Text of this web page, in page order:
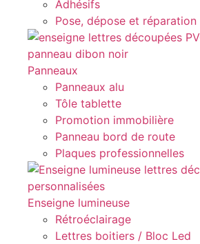
Adhésifs
Pose, dépose et réparation
Panneaux
Panneaux alu
Tôle tablette
Promotion immobilière
Panneau bord de route
Plaques professionnelles
Enseigne lumineuse
Rétroéclairage
Lettres boitiers / Bloc Led